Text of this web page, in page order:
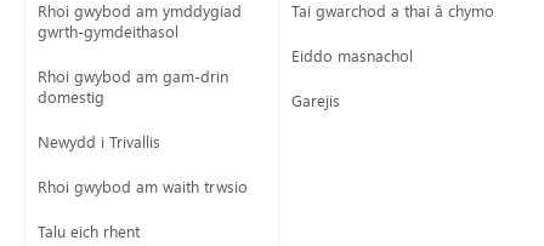
Rhoi gwybod am ymddygiad
gwrth-gymdeithasol
Rhoi gwybod am gam-drin
domestig
Newydd i Trivallis
Rhoi gwybod am waith trwsio
Talu eich rhent
Tai gwarchod a thai â chymorth
Eiddo masnachol
Garejis